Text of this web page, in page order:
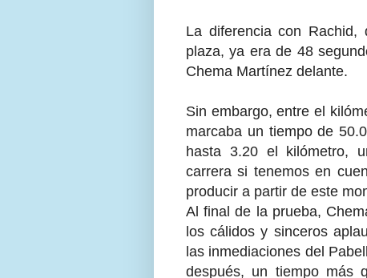
La diferencia con Rachid,
plaza, ya era de 48
Chema Martínez delante.
Sin embargo, entre el
marcaba un tiempo de
hasta 3.20 el kilómetro,
carrera si tenemos en
producir a partir de este
Al final de la prueba,
los cálidos y sinceros
las inmediaciones del
después, un tiempo más